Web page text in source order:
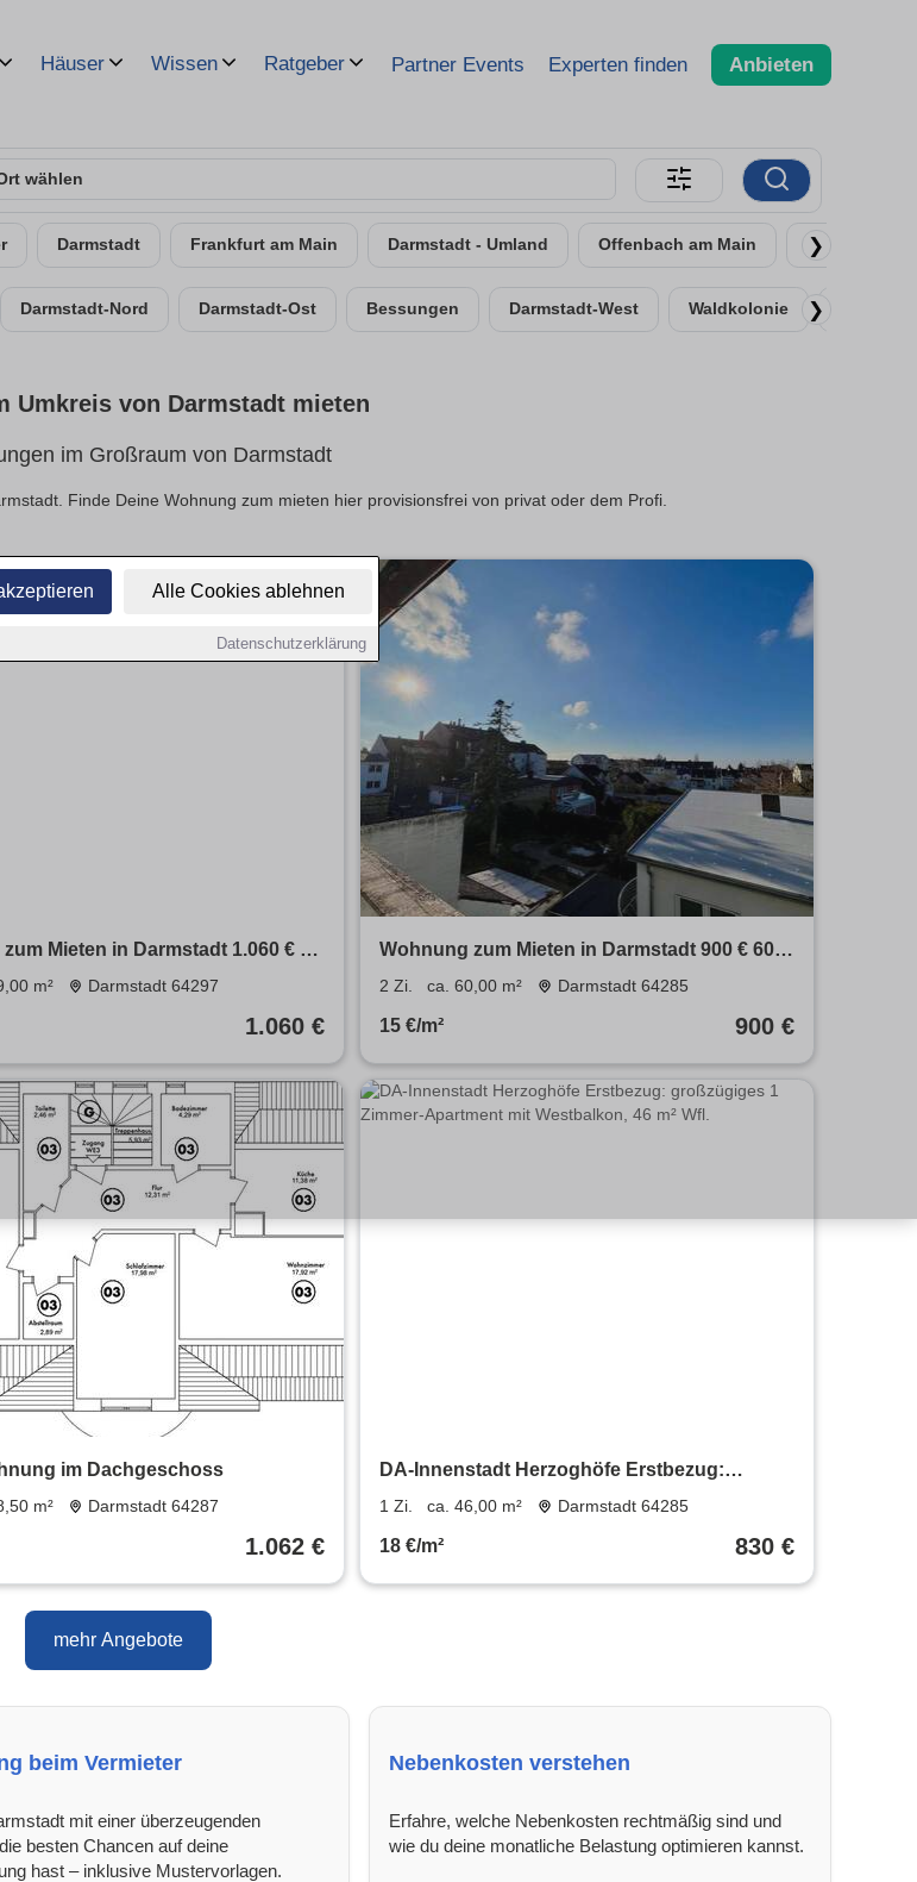
Alle Cookies ablehnen
Datenschutzerklärung
Häuser Wissen Ratgeber Partner Events Experten finden Anbieten
wählen
Darmstadt Frankfurt am Main Darmstadt - Umland Offenbach am Main Rüsselsheim
❯
Darmstadt-Nord Darmstadt-Ost Bessungen Darmstadt-West Waldkolonie ❯
Umkreis von Darmstadt mieten
im Großraum von Darmstadt
Finde Deine Wohnung zum mieten hier provisionsfrei von privat oder dem Profi.
Mieten in Darmstadt 1.060 € 59
m² Darmstadt 64297
1.060 €
Wohnung zum Mieten in Darmstadt 900 € 60
m²
2 Zi. ca. 60,00 m² Darmstadt 64285
15 €/m² 900 €
im Dachgeschoss
m² Darmstadt 64287
1.062 €
DA-Innenstadt Herzoghöfe Erstbezug:
großzügiges 1 Zimmer-Apartment mit
1 Zi. ca. 46,00 m² Darmstadt 64285
18 €/m² 830 €
mehr Angebote
beim Vermieter
mit einer überzeugenden
besten Chancen auf deine
hast – inklusive Mustervorlagen.
Nebenkosten verstehen
Erfahre, welche Nebenkosten rechtmäßig sind und
wie du deine monatliche Belastung optimieren kannst.